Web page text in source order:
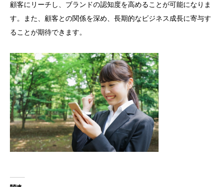
顧客にリーチし、ブランドの認知度を高めることが可能になりま
す。また、顧客との関係を深め、長期的なビジネス成長に寄与す
ることが期待できます。